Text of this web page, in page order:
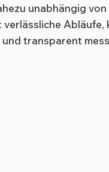
unabhängig
Abläufe,
transparent